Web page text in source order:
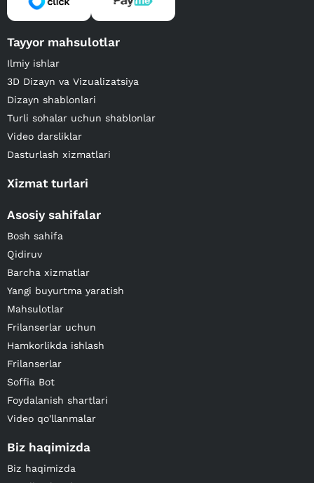
Tayyor mahsulotlar
Ilmiy ishlar
3D Dizayn va Vizualizatsiya
Dizayn shablonlari
Turli sohalar uchun shablonlar
Video darsliklar
Dasturlash xizmatlari
Xizmat turlari
Asosiy sahifalar
Bosh sahifa
Qidiruv
Barcha xizmatlar
Yangi buyurtma yaratish
Mahsulotlar
Frilanserlar uchun
Hamkorlikda ishlash
Frilanserlar
Soffia Bot
Foydalanish shartlari
Video qo'llanmalar
Biz haqimizda
Biz haqimizda